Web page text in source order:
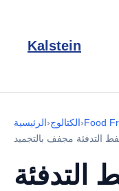
Kalstein
الرئيسية›الكتالوج›Food
التدفئة